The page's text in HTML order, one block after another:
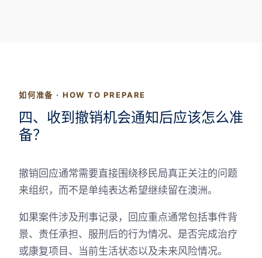
如何准备 · HOW TO PREPARE
四、收到撤销机会通知后应该怎么准
备？
撤销回应通常需要直接围绕移民局真正关注的问题
来组织，而不是单纯表达希望继续留在澳洲。
如果案件涉及刑事记录，回应重点通常包括事件背
景、责任承担、服刑后的行为情况、是否完成治疗
或康复项目、当前生活状态以及未来风险情况。